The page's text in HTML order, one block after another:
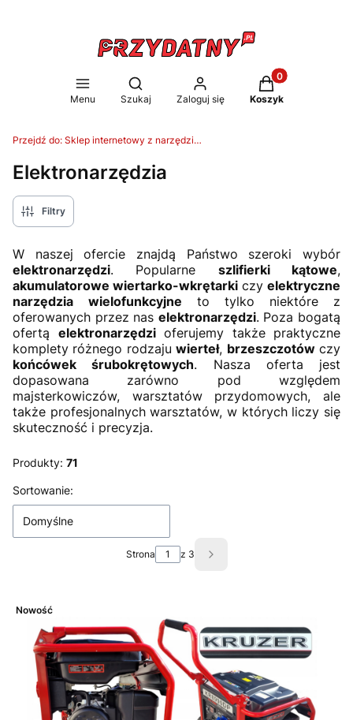
Menu
Otwórz wyszukiwarkę
Szukaj Zaloguj się
Produkty w
Koszyk
Przejdź do: Sklep internetowy z narzędziami Przydatny.pl - Metalzbyt-Hurt
Elektronarzędzia
Filtry
W naszej ofercie znajdą Państwo szeroki wybór
elektronarzędzi. Popularne szlifierki kątowe,
akumulatorowe wiertarko-wkrętarki czy elektryczne
narzędzia
wielofunkcyjne to tylko niektóre z
oferowanych przez nas elektronarzędzi. Poza bogatą
ofertą elektronarzędzioferujemy także praktyczne
komplety różnego rodzajuwierteł, brzeszczotówczy
końcówek śrubokrętowych. Nasza oferta jest
dopasowana zarówno pod względem
majsterkowiczów, warsztatów przydomowych, ale
także profesjonalnych warsztatów, w których liczy się
skuteczność i precyzja.
Produkty: 71
Lista produktów
Sortowanie:
Domyślne
Strona z 3 Następne produkty
Nowość